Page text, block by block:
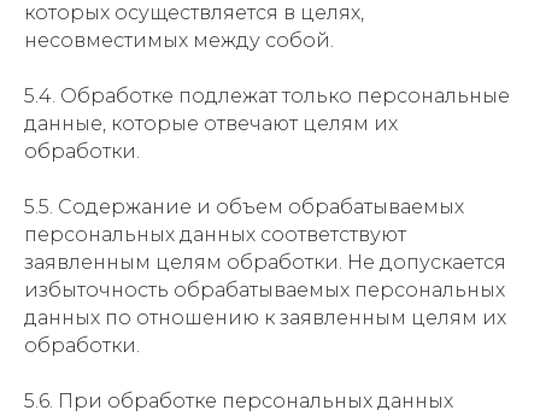
которых осуществляется в целях,
несовместимых между собой.
5.4. Обработке подлежат только персональные
данные, которые отвечают целям их
обработки.
5.5. Содержание и объем обрабатываемых
персональных данных соответствуют
заявленным целям обработки. Не допускается
избыточность обрабатываемых персональных
данных по отношению к заявленным целям их
обработки.
5.6. При обработке персональных данных